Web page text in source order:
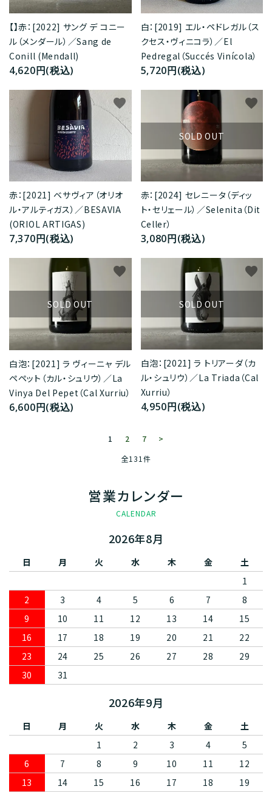
【】赤：[2022] サング デ コニー
ル（メンダール）／Sang de
Conill (Mendall)
4,620円(税込)
白：[2019] エル・ペドレガル（ス
クセス・ヴィニコラ）／El
Pedregal（Succés Vinícola）
5,720円(税込)
赤：[2021] ベサヴィア（オリオ
ル・アルティガス）／BESAVIA
(ORIOL ARTIGAS)
7,370円(税込)
favorite
SOLD OUT
赤：[2024] セレニータ（ディッ
ト・セリェール）／Selenita（Dit
Celler）
3,080円(税込)
favorite
SOLD OUT
白泡：[2021] ラ ヴィーニャ デル
ペペット（カル・シュリウ）／La
Vinya Del Pepet（Cal Xurriu）
6,600円(税込)
favorite
SOLD OUT
白泡：[2021] ラ トリアーダ（カ
ル・シュリウ）／La Triada（Cal
Xurriu）
4,950円(税込)
favorite
1 2 7
>
全131件
営業カレンダー
CALENDAR
2026年8月
日 月 火 水 木 金
土
1
2
3 4 5 6 7
8
9
10 11 12 13 14
15
16
17 18 19 20 21
22
23
24 25 26 27 28
29
30
31
2026年9月
日 月 火 水 木 金
土
1
2 3 4
5
6
7 8 9 10 11
12
13
14 15 16 17 18
19